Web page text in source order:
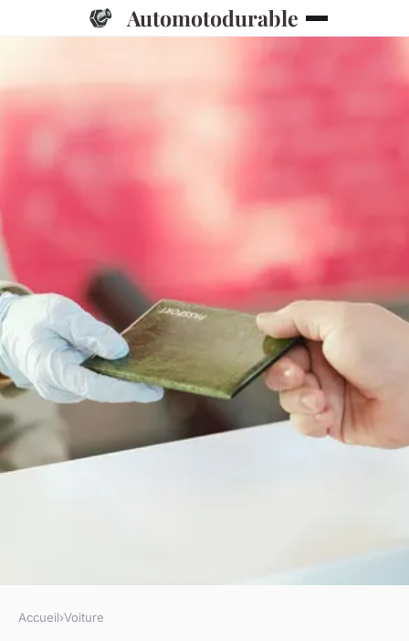
Automotodurable
Accueil›Voiture